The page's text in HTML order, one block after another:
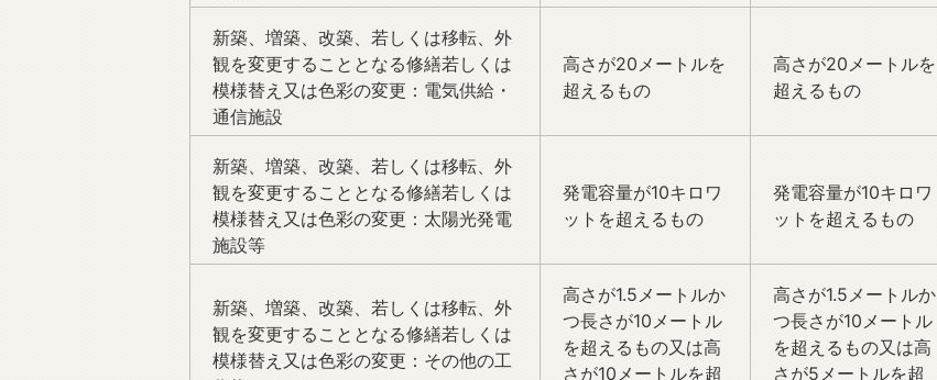
新築、増築、改築、若しくは移転、外
観を変更することとなる修繕若しくは
模様替え又は色彩の変更：電気供給・
通信施設
高さが20メートルを
超えるもの
高さが20メートルを
超えるもの
新築、増築、改築、若しくは移転、外
観を変更することとなる修繕若しくは
模様替え又は色彩の変更：太陽光発電
施設等
発電容量が10キロワ
ットを超えるもの
発電容量が10キロワ
ットを超えるもの
新築、増築、改築、若しくは移転、外
観を変更することとなる修繕若しくは
模様替え又は色彩の変更：その他の工
高さが1.5メートルか
つ長さが10メートル
を超えるもの又は高
さが10メートルを超
高さが1.5メートルか
つ長さが10メートル
を超えるもの又は高
さが5メートルを超